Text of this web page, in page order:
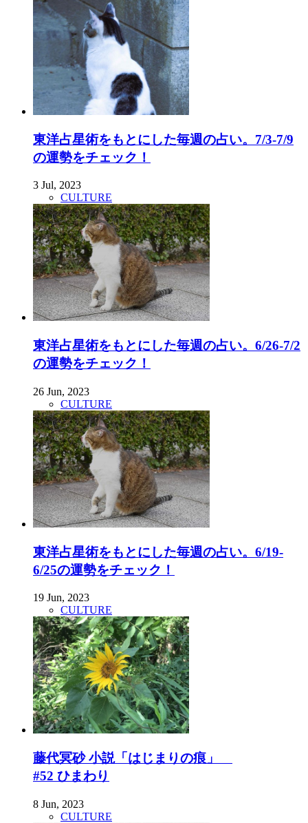
東洋占星術をもとにした毎週の占い。7/3-7/9
の運勢をチェック！
3 Jul, 2023
CULTURE
東洋占星術をもとにした毎週の占い。6/26-7/2
の運勢をチェック！
26 Jun, 2023
CULTURE
東洋占星術をもとにした毎週の占い。6/19-
6/25の運勢をチェック！
19 Jun, 2023
CULTURE
藤代冥砂 小説「はじまりの痕」
#52 ひまわり
8 Jun, 2023
CULTURE